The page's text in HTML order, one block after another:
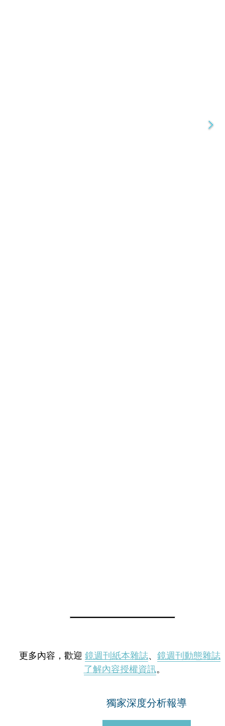
更多內容，歡迎 鏡週刊紙本雜誌、 鏡週刊動態雜誌
了解內容授權資訊。
獨家深度分析報導